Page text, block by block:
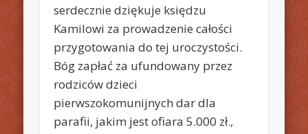
serdecznie dziękuje księdzu
Kamilowi za prowadzenie całości
przygotowania do tej uroczystości.
Bóg zapłać za ufundowany przez
rodziców dzieci
pierwszokomunijnych dar dla
parafii, jakim jest ofiara 5.000 zł.,